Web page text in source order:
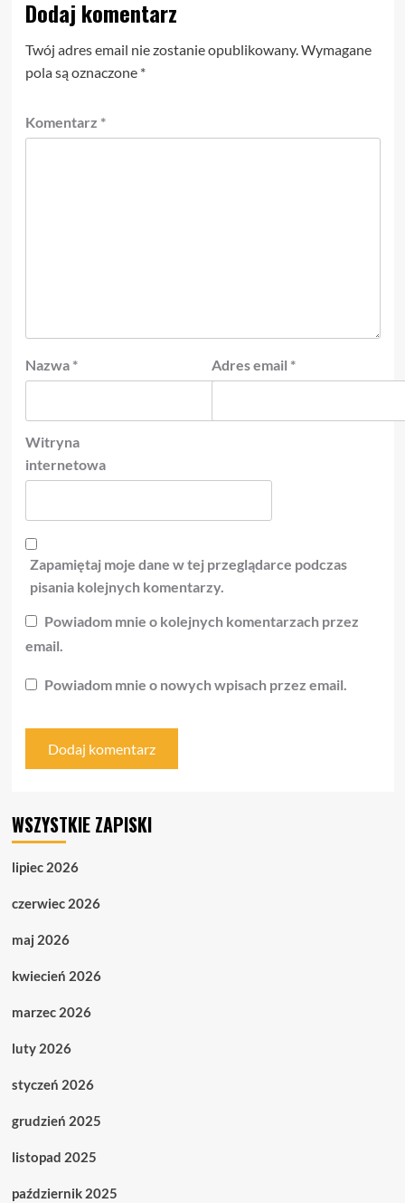
Dodaj komentarz
Twój adres email nie zostanie opublikowany.Wymagane
pola są oznaczone *
Komentarz *
Nazwa * Adres email *
Witryna
internetowa
Zapamiętaj moje dane w tej przeglądarce podczas
pisania kolejnych komentarzy.
Powiadom mnie o kolejnych komentarzach przez
email.
Powiadom mnie o nowych wpisach przez email.
WSZYSTKIE ZAPISKI
lipiec 2026
czerwiec 2026
maj 2026
kwiecień 2026
marzec 2026
luty 2026
styczeń 2026
grudzień 2025
listopad 2025
październik 2025